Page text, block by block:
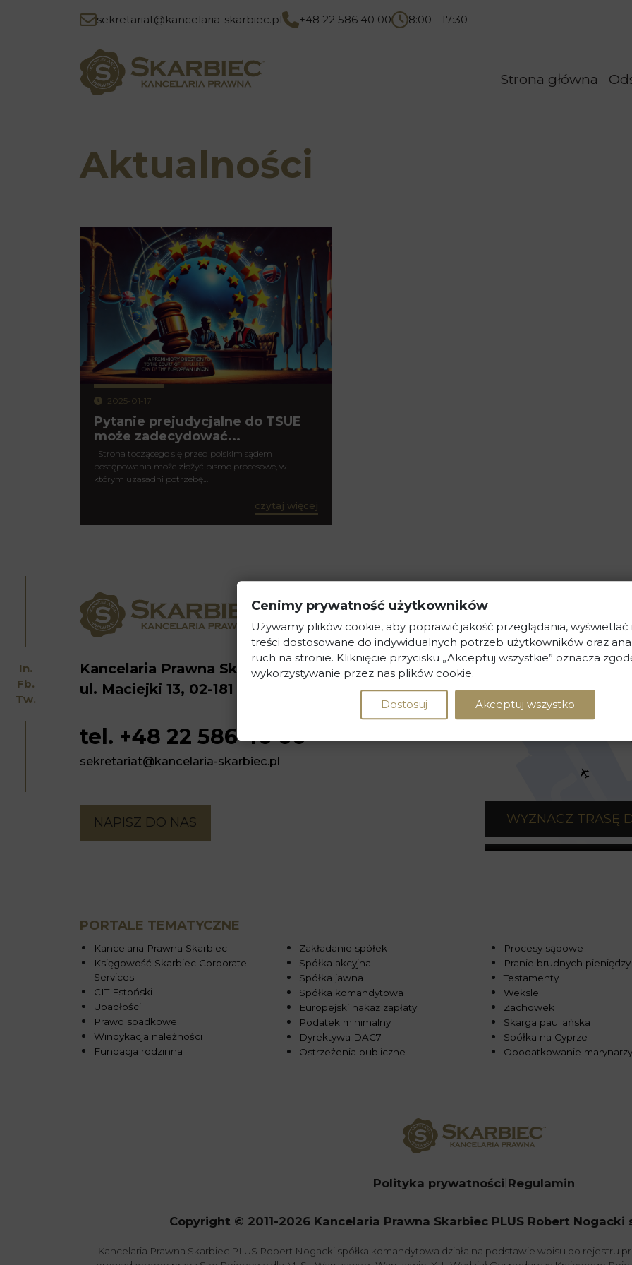
In.
Fb.
Tw.
sekretariat@kancelaria-skarbiec.pl +48 22 586 40 00 8:00 - 17:30
Strona główna
Aktualności
2025-01-17
Pytanie prejudycjalne do TSUE
może zadecydować...
Strona toczącego się przed polskim sądem
postępowania może złożyć pismo procesowe, w
którym uzasadni potrzebę…
czytaj więcej
Kancelaria Prawna Skarbiec
ul. Maciejki 13, 02-181 Warszawa
tel. +48 22 586 40 00
sekretariat@kancelaria-skarbiec.pl
NAPISZ DO NAS WYZNACZ TRASĘ
PORTALE TEMATYCZNE
Kancelaria Prawna Skarbiec
Księgowość Skarbiec Corporate
Services
CIT Estoński
Upadłości
Prawo spadkowe
Windykacja należności
Fundacja rodzinna
Zakładanie spółek
Spółka akcyjna
Spółka jawna
Spółka komandytowa
Europejski nakaz zapłaty
Podatek minimalny
Dyrektywa DAC7
Ostrzeżenia publiczne
Procesy sądowe
Pranie brudnych pieniędzy
Testamenty
Weksle
Zachowek
Skarga pauliańska
Spółka na Cyprze
Opodatkowanie marynarzy
Polityka prywatności Regulamin
Copyright © 2011-2026 Kancelaria Prawna Skarbiec PLUS Robert
Kancelaria Prawna Skarbiec PLUS Robert Nogacki spółka komandytowa działa na podstawie wpisu do rejestru
Cenimy prywatność użytkowników
Używamy plików cookie, aby poprawić jakość przeglądania,
treści dostosowane do indywidualnych potrzeb użytkowników oraz
ruch na stronie. Kliknięcie przycisku „Akceptuj wszystkie” oznacza
wykorzystywanie przez nas plików cookie.
Dostosuj Akceptuj wszystko